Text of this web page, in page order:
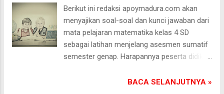
Tahun Soal 3: Esai Pendek Jelaskan
perbedaan antara cerita fiksi dan nonfiksi!
Berikan contoh untuk masing-masing. Kunci
Jawaban: Cerita fiksi adalah cerita yang
dibuat-buat, tidak benar-benar terjadi di dunia
khayalan atau imajinasi. Contoh cerita fiksi
Berikut ini redaksi apoymadura.com akan
menyajikan soal-soal dan kunci jawaban dari
mata pelajaran matematika kelas 4 SD
sebagai latihan menjelang asesmen sumatif
semester genap. Harapannya peserta didik
tidak terus menerus bermain game di hp
BACA SELANJUTNYA »